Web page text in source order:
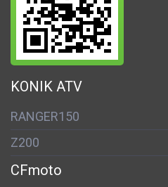
KONIK ATV
RANGER150
Z200
CFmoto